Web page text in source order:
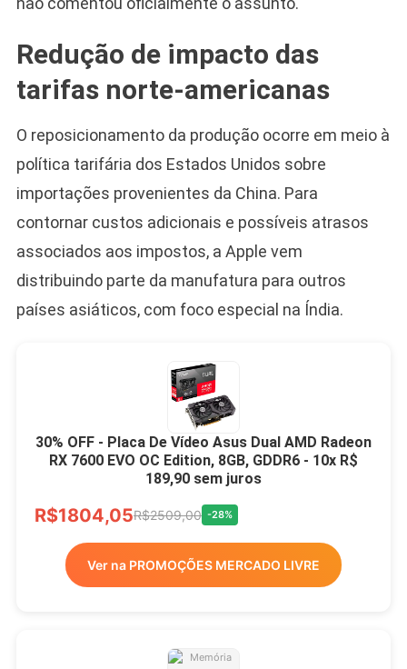
Redução de impacto das
tarifas norte-americanas
O reposicionamento da produção ocorre em meio à
política tarifária dos Estados Unidos sobre
importações provenientes da China. Para
contornar custos adicionais e possíveis atrasos
associados aos impostos, a Apple vem
distribuindo parte da manufatura para outros
países asiáticos, com foco especial na Índia.
30% OFF - Placa De Vídeo Asus Dual AMD Radeon
RX 7600 EVO OC Edition, 8GB, GDDR6 - 10x R$
189,90 sem juros
R$1804,05R$2509,00 -28%
Ver na PROMOÇÕES MERCADO LIVRE